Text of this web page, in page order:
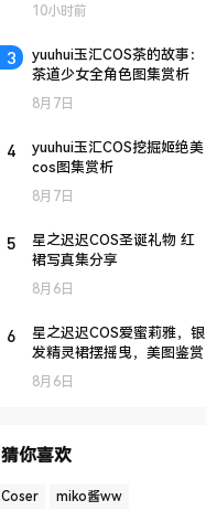
10小时前
3
yuuhui玉汇COS茶的故事：
茶道少女全角色图集赏析
8月7日
4
yuuhui玉汇COS挖掘姬绝美
cos图集赏析
8月7日
5
星之迟迟COS圣诞礼物 红
裙写真集分享
8月6日
6
星之迟迟COS爱蜜莉雅，银
发精灵裙摆摇曳，美图鉴赏
8月6日
猜你喜欢
Coser
miko酱ww